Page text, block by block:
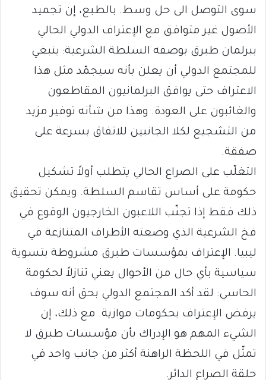
سوى التوصل الى حل وسط. بالطبع، إن تجميد
الأصول غير متوافق مع الإعتراف الدولي الحالي
ببرلمان طبرق بوصفه السلطة الشرعية: ينبغي
للمجتمع الدولي أن يعلن بأنه سيجمّد مثل هذا
الاعتراف حتى يوافق البرلمانيون المقاطعون
والغائبون على العودة. وهذا من شأنه توفير مزيد
من التشجيع لكلا الجانبين للاتفاق بسرعة على
صفقة.
التغلّب على الصراع الحالي يتطلب أولاً تشكيل
حكومة على أساس تقاسم السلطة. ويمكن تحقيق
ذلك فقط إذا تجنّب اللاعبون الخارجيون الوقوع في
فخ الشرعية الذي وضعته الأطراف المتنازعة في
ليبيا. الإعتراف بمؤسسات طبرق مشروطة بتسوية
سياسية بأي حال من الأحوال يعني تنازلاً لحكومة
الحاسي: لقد أكد المجتمع الدولي بحق أنه سوف
يرفض الإعتراف بحكومات موازية. مع ذلك، إن
الشيء المهم هو الإدراك بأن مؤسسات طبرق لا
تمثّل في اللحظة الراهنة أكثر من جانب واحد في
حلقة الصراع الدائر.